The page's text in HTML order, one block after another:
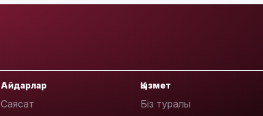
Айдарлар
Саясат
Қызмет
Біз туралы